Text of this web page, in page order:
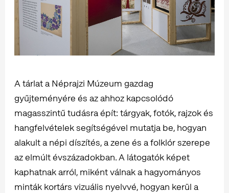
A tárlat a Néprajzi Múzeum gazdag
gyűjteményére és az ahhoz kapcsolódó
magasszintű tudásra épít: tárgyak, fotók, rajzok és
hangfelvételek segítségével mutatja be, hogyan
alakult a népi díszítés, a zene és a folklór szerepe
az elmúlt évszázadokban. A látogatók képet
kaphatnak arról, miként válnak a hagyományos
minták kortárs vizuális nyelvvé, hogyan kerül a